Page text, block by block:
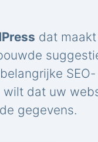
dat
SEO-
wilt dat uw
gegevens.